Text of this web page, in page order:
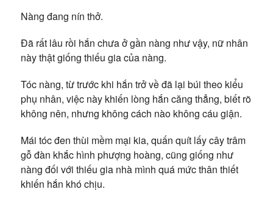
Nàng đang nín thở.
Đã rất lâu rồi hắn chưa ở gần nàng như vậy, nữ nhân
này thật giống thiếu gia của nàng.
Tóc nàng, từ trước khi hắn trở về đã lại búi theo kiểu
phụ nhân, việc này khiến lòng hắn căng thẳng, biết rõ
không nên, nhưng không cách nào không cáu giận.
Mái tóc đen thùi mềm mại kia, quấn quít lấy cây trâm
gỗ đàn khắc hình phượng hoàng, cũng giống như
nàng đối với thiếu gia nhà mình quá mức thân thiết
khiến hắn khó chịu.